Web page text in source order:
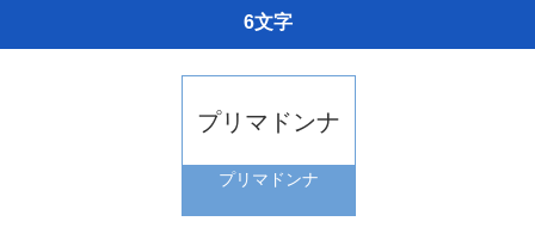
6文字
プリマドンナ
プリマドンナ